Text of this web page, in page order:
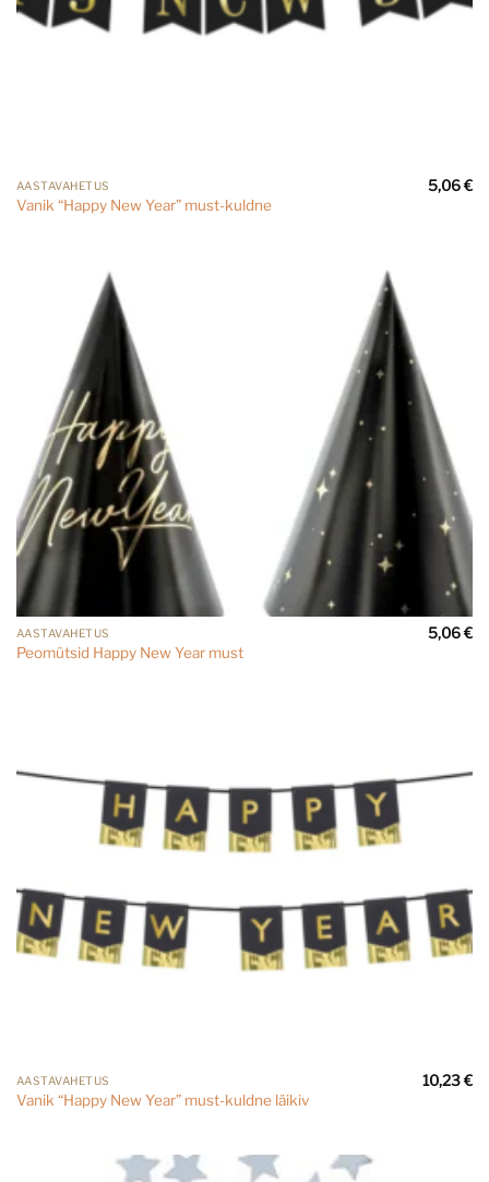
AASTAVAHETUS
Vanik “Happy New Year” must-kuldne
5,06€
AASTAVAHETUS
Peomütsid Happy New Year must
5,06€
AASTAVAHETUS
Vanik “Happy New Year” must-kuldne läikiv
10,23€